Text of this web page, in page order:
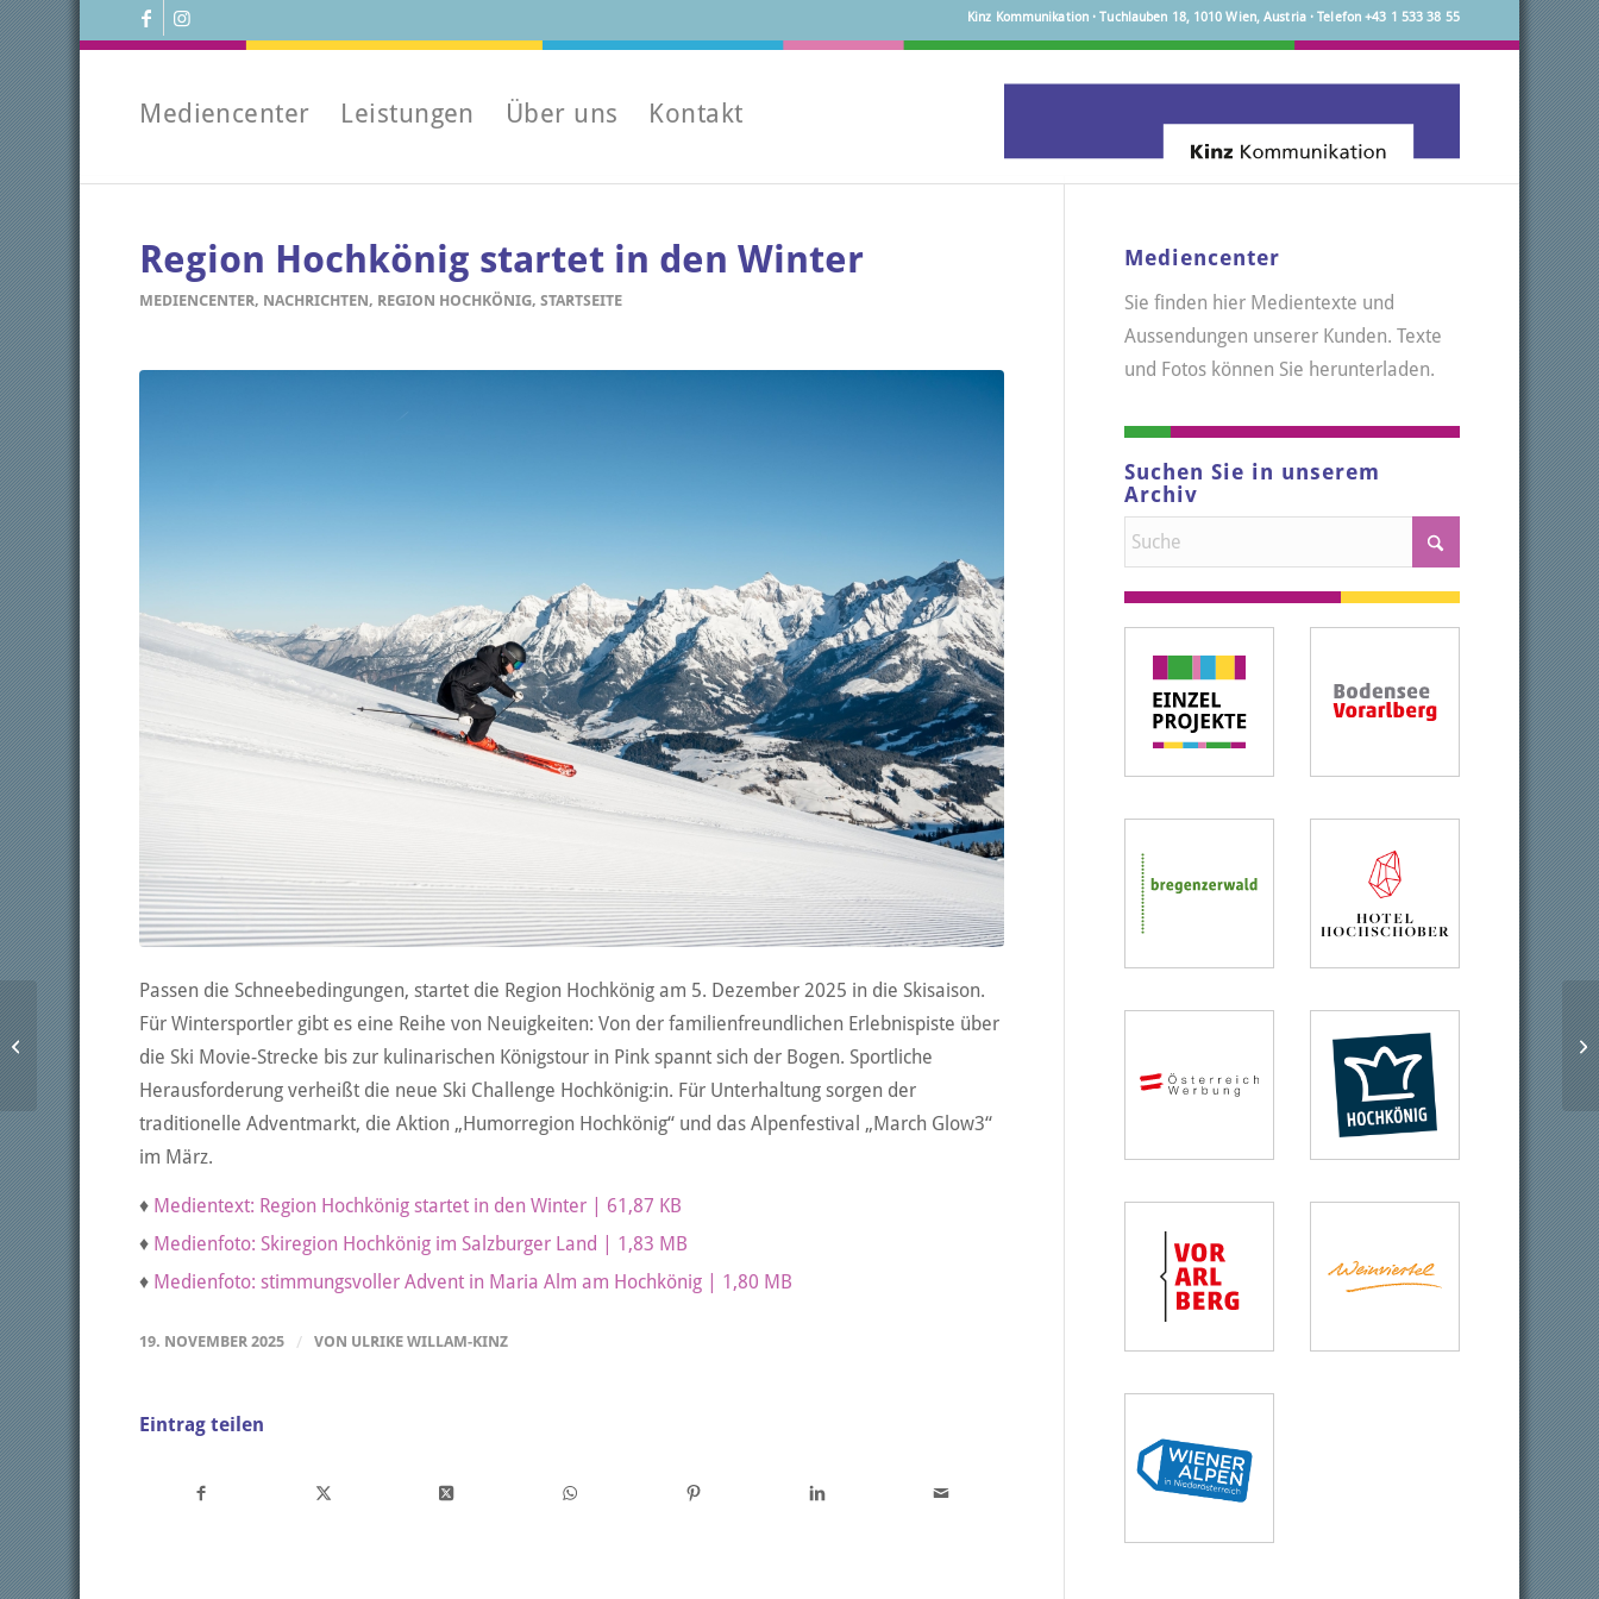
Kinz Kommunikation · Tuchlauben 18, 1010 Wien, Austria · Telefon +43 1 533 38 55
Mediencenter Leistungen Über uns Kontakt
Region Hochkönig startet in den Winter
MEDIENCENTER, NACHRICHTEN, REGION HOCHKÖNIG,STARTSEITE
Passen die Schneebedingungen, startet die Region Hochkönig am 5. Dezember 2025 in die Skisaison.
Für Wintersportler gibt es eine Reihe von Neuigkeiten: Von der familienfreundlichen Erlebnispiste über
die Ski Movie-Strecke bis zur kulinarischen Königstour in Pink spannt sich der Bogen. Sportliche
Herausforderung verheißt die neue Ski Challenge Hochkönig:in. Für Unterhaltung sorgen der
traditionelle Adventmarkt, die Aktion „Humorregion Hochkönig“ und das Alpenfestival „March Glow3“
im März.
♦ Medientext: Region Hochkönig startet in den Winter | 61,87 KB
♦ Medienfoto: Skiregion Hochkönig im Salzburger Land | 1,83 MB
♦ Medienfoto: stimmungsvoller Advent in Maria Alm am Hochkönig | 1,80 MB
19. NOVEMBER 2025 / VON ULRIKE WILLAM-KINZ
Eintrag teilen
Mediencenter
Sie finden hier Medientexte und
Aussendungen unserer Kunden. Texte
und Fotos können Sie herunterladen.
Suchen Sie in unserem
Archiv
Hotel Hochschober mit
SDI-Gold für
Nachhaltigkeit
ausgezeichnet